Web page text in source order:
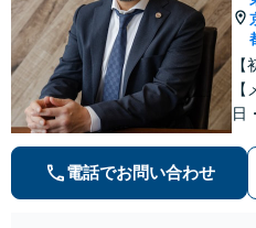
日
電話でお問い合わせ